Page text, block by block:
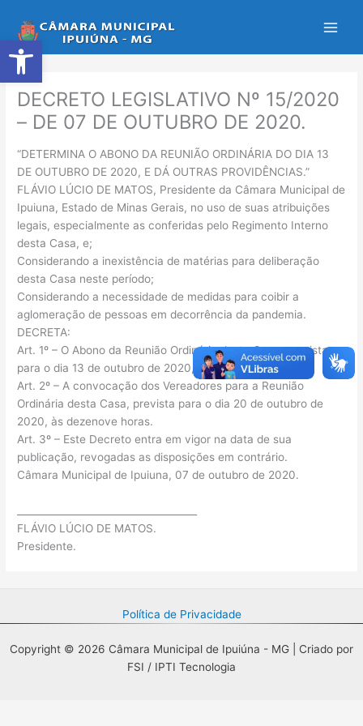
Abrir a barra de ferramentas
para
o
conteúdo
DECRETO LEGISLATIVO Nº 15/2020
– DE 07 DE OUTUBRO DE 2020.
“DETERMINA O ABONO DA REUNIÃO ORDINÁRIA DO DIA 13
DE OUTUBRO DE 2020, E DÁ OUTRAS PROVIDÊNCIAS.”
FLÁVIO LÚCIO DE MATOS, Presidente da Câmara Municipal de
Ipuiuna, Estado de Minas Gerais, no uso de suas atribuições
legais, especialmente as conferidas pelo Regimento Interno
desta Casa, e;
Considerando a inexistência de matérias para deliberação
desta Casa neste período;
Considerando a necessidade de medidas para coibir a
aglomeração de pessoas em decorrência da pandemia.
DECRETA:
Art. 1º – O Abono da Reunião Ordinária desta Casa, prevista
para o dia 13 de outubro de 2020, às dezenove horas.
Art. 2º – A convocação dos Vereadores para a Reunião
Ordinária desta Casa, prevista para o dia 20 de outubro de
2020, às dezenove horas.
Art. 3º – Este Decreto entra em vigor na data de sua
publicação, revogadas as disposições em contrário.
Câmara Municipal de Ipuiuna, 07 de outubro de 2020.
FLÁVIO LÚCIO DE MATOS.
Presidente.
Política de Privacidade
Copyright © 2026 Câmara Municipal de Ipuiúna - MG | Criado por
FSI / IPTI Tecnologia